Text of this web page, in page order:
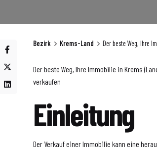
Bezirk Krems-Land Der beste Weg, Ihre
Der beste Weg, Ihre Immobilie in Krems
verkaufen
Einleitung
Der Verkauf einer Immobilie kann eine